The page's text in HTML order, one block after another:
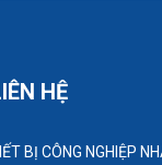
có nhu cầu
hóa chất FTI
HỆ
BỊ CÔNG NGHIỆP